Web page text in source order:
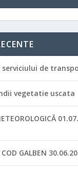
serviciului de
vegetatie uscata
GALBEN